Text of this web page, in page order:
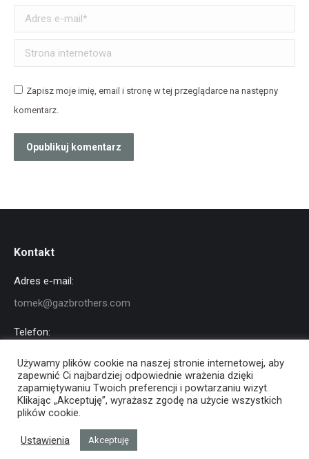
Adres e-mail *
Strona internetowa
Zapisz moje imię, email i stronę w tej przeglądarce na następny
komentarz.
Opublikuj komentarz
Kontakt
Adres e-mail:
tomek@gazbrothers.com
Telefon:
Znajdź nas na:
Facebook
otworzy
w
YouTube
otworzy
w
Instagram
otworzy
w
Używamy plików cookie na naszej stronie internetowej, aby
zapewnić Ci najbardziej odpowiednie wrażenia dzięki
zapamiętywaniu Twoich preferencji i powtarzaniu wizyt.
Klikając „Akceptuję”, wyrażasz zgodę na użycie wszystkich
plików cookie.
Ustawienia Akceptuję